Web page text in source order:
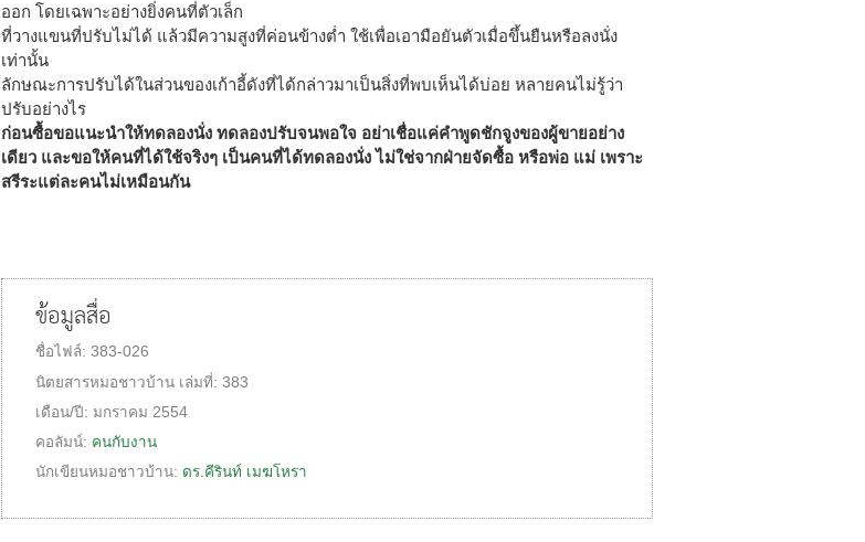
ออก โดยเฉพาะอย่างยิ่งคนที่ตัวเล็ก
ที่วางแขนที่ปรับไม่ได้ แล้วมีความสูงที่ค่อนข้างต่ำ ใช้เพื่อเอามือยันตัวเมื่อขึ้นยืนหรือลงนั่ง
เท่านั้น
ลักษณะการปรับได้ในส่วนของเก้าอี้ดังที่ได้กล่าวมาเป็นสิ่งที่พบเห็นได้บ่อย หลายคนไม่รู้ว่า
ปรับอย่างไร
ก่อนซื้อขอแนะนำให้ทดลองนั่ง ทดลองปรับจนพอใจ อย่าเชื่อแค่คำพูดชักจูงของผู้ขายอย่าง
เดียว และขอให้คนที่ได้ใช้จริงๆ เป็นคนที่ได้ทดลองนั่ง ไม่ใช่จากฝ่ายจัดซื้อ หรือพ่อ แม่ เพราะ
สรีระแต่ละคนไม่เหมือนกัน
ข้อมูลสื่อ
ชื่อไฟล์: 383-026
นิตยสารหมอชาวบ้าน เล่มที่: 383
เดือน/ปี: มกราคม 2554
คอลัมน์: คนกับงาน
นักเขียนหมอชาวบ้าน: ดร.คีรินท์ เมฆโหรา